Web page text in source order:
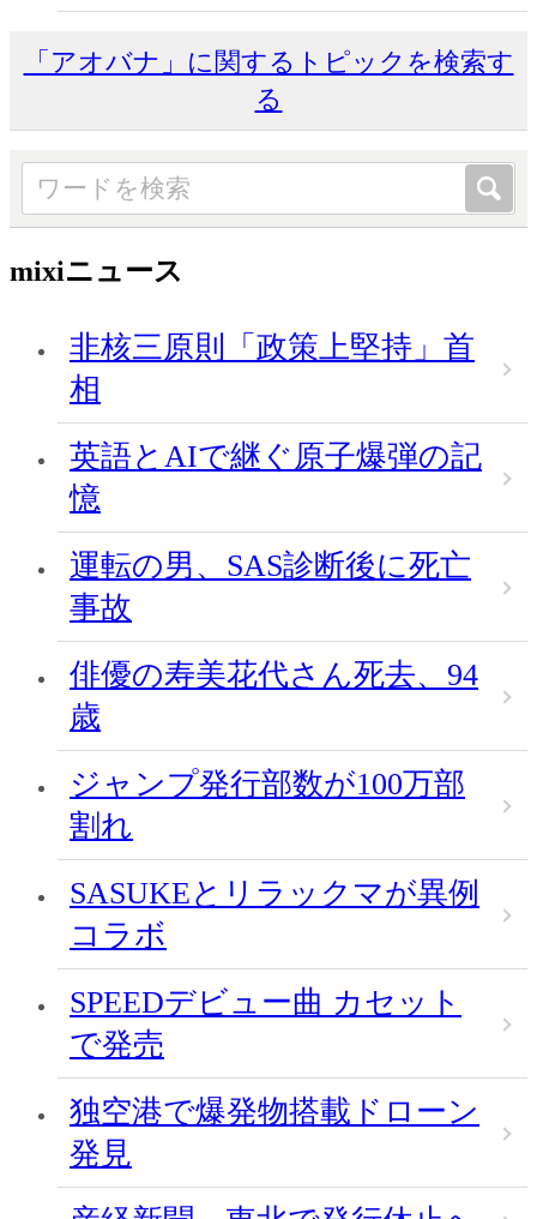
「アオバナ」に関するトピックを検索す
る
mixiニュース
非核三原則「政策上堅持」首
相
英語とAIで継ぐ原子爆弾の記
憶
運転の男、SAS診断後に死亡
事故
俳優の寿美花代さん死去、94
歳
ジャンプ発行部数が100万部
割れ
SASUKEとリラックマが異例
コラボ
SPEEDデビュー曲 カセット
で発売
独空港で爆発物搭載ドローン
発見